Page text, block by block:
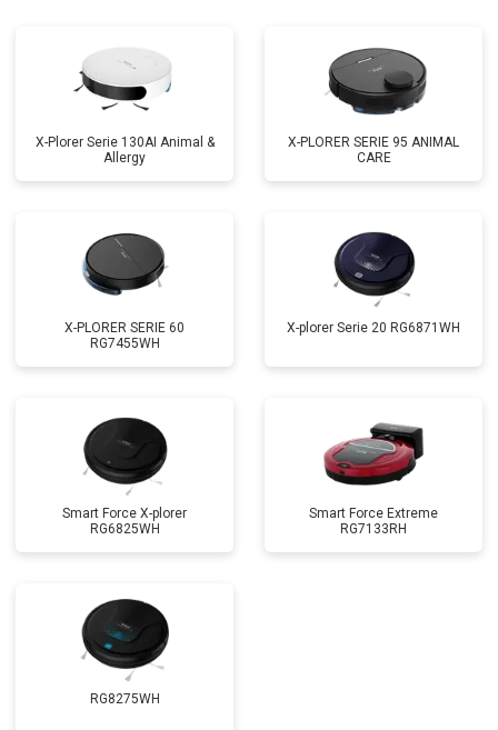
X-Plorer Serie 130AI Animal &
Allergy
X-PLORER SERIE 95 ANIMAL
CARE
X-PLORER SERIE 60
RG7455WH
X-plorer Serie 20 RG6871WH
Smart Force X-plorer
RG6825WH
Smart Force Extreme
RG7133RH
RG8275WH